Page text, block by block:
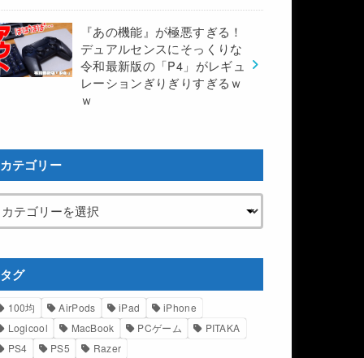
『あの機能』が極悪すぎる！
デュアルセンスにそっくりな
令和最新版の「P4」がレギュ
レーションぎりぎりすぎるｗ
ｗ
カテゴリー
タグ
100均 AirPods iPad
iPhone
Logicool
MacBook PCゲーム
PITAKA
PS4
PS5
Razer